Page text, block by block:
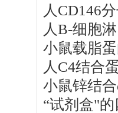
人CD146
人B-细胞
小鼠载脂
人C4结合
小鼠锌结
“试剂盒"